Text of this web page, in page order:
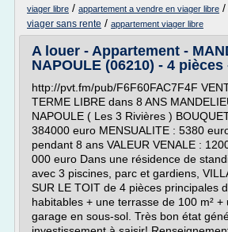
viager libre / appartement a vendre en viager libre /
viager sans rente / appartement viager libre
A louer - Appartement -
NAPOULE (06210) - 4 pièces
http://pvt.fm/pub/F6F60FAC7F4F
TERME LIBRE dans 8 ANS
NAPOULE ( Les 3 Rivières )
384000 euro MENSUALITE : 5380
pendant 8 ans VALEUR VENALE :
000 euro Dans une résidence de
avec 3 piscines, parc et gardiens,
SUR LE TOIT de 4 pièces principales
habitables + une terrasse de 100 m² +
garage en sous-sol. Très bon état